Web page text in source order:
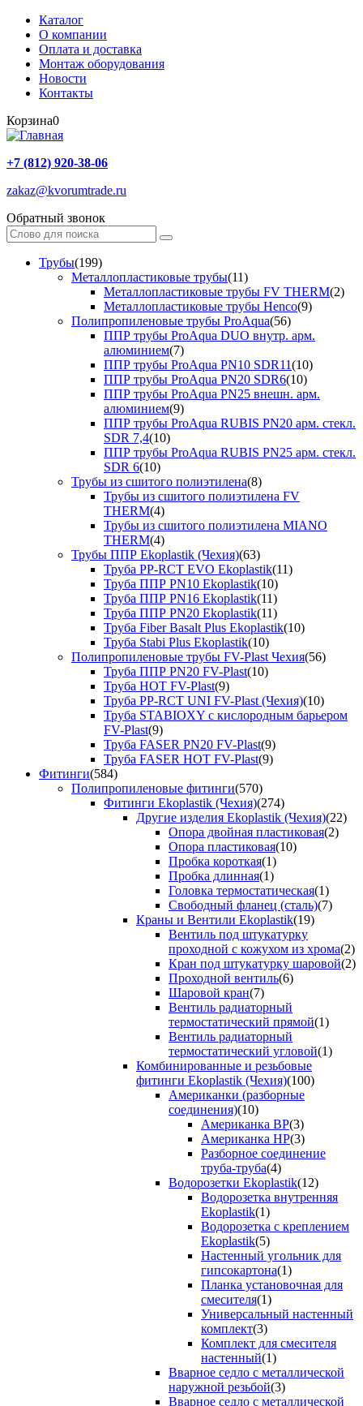
Каталог
О компании
Оплата и доставка
Монтаж оборудования
Новости
Контакты
Корзина0
+7 (812) 920-38-06
zakaz@kvorumtrade.ru
Обратный звонок
Трубы(199)
Металлопластиковые трубы(11)
Металлопластиковые трубы FV THERM(2)
Металлопластиковые трубы Henco(9)
Полипропиленовые трубы ProAqua(56)
ППР трубы ProAqua DUO внутр. арм.
алюминием(7)
ППР трубы ProAqua PN10 SDR11(10)
ППР трубы ProAqua PN20 SDR6(10)
ППР трубы ProAqua PN25 внешн. арм.
алюминием(9)
ППР трубы ProAqua RUBIS PN20 арм. стекл.
SDR 7,4(10)
ППР трубы ProAqua RUBIS PN25 арм. стекл.
SDR 6(10)
Трубы из сшитого полиэтилена(8)
Трубы из сшитого полиэтилена FV
THERM(4)
Трубы из сшитого полиэтилена MIANO
THERM(4)
Трубы ППР Ekoplastik (Чехия)(63)
Труба PP-RCT EVO Ekoplastik(11)
Труба ППР PN10 Ekoplastik(10)
Труба ППР PN16 Ekoplastik(11)
Труба ППР PN20 Ekoplastik(11)
Труба Fiber Basalt Plus Ekoplastik(10)
Труба Stabi Plus Ekoplastik(10)
Полипропиленовые трубы FV-Plast Чехия(56)
Труба ППР PN20 FV-Plast(10)
Труба HOT FV-Plast(9)
Труба PP-RCT UNI FV-Plast (Чехия)(10)
Труба STABIOXY с кислородным барьером
FV-Plast(9)
Труба FASER PN20 FV-Plast(9)
Труба FASER HOT FV-Plast(9)
Фитинги(584)
Полипропиленовые фитинги(570)
Фитинги Ekoplastik (Чехия)(274)
Другие изделия Ekoplastik (Чехия)(22)
Опора двойная пластиковая(2)
Опора пластиковая(10)
Пробка короткая(1)
Пробка длинная(1)
Головка термостатическая(1)
Свободный фланец (сталь)(7)
Краны и Вентили Ekoplastik(19)
Вентиль под штукатурку
проходной с кожухом из хрома(2)
Кран под штукатурку шаровой(2)
Проходной вентиль(6)
Шаровой кран(7)
Вентиль радиаторный
термостатический прямой(1)
Вентиль радиаторный
термостатический угловой(1)
Комбинированные и резьбовые
фитинги Ekoplastik (Чехия)(100)
Американки (разборные
соединения)(10)
Американка ВР(3)
Американка НР(3)
Разборное соединение
труба-труба(4)
Водорозетки Ekoplastik(12)
Водорозетка внутренняя
Ekoplastik(1)
Водорозетка с креплением
Ekoplastik(5)
Настенный угольник для
гипсокартона(1)
Планка установочная для
смесителя(1)
Универсальный настенный
комплект(3)
Комплект для смесителя
настенный(1)
Вварное седло с металлической
наружной резьбой(3)
Вварное седло с металлической